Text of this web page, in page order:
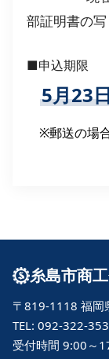
部証明書の
■申込期限
5月23
※郵送の場
糸島市商
〒819-1118 福岡
TEL: 092-322-
受付時間 9:00～